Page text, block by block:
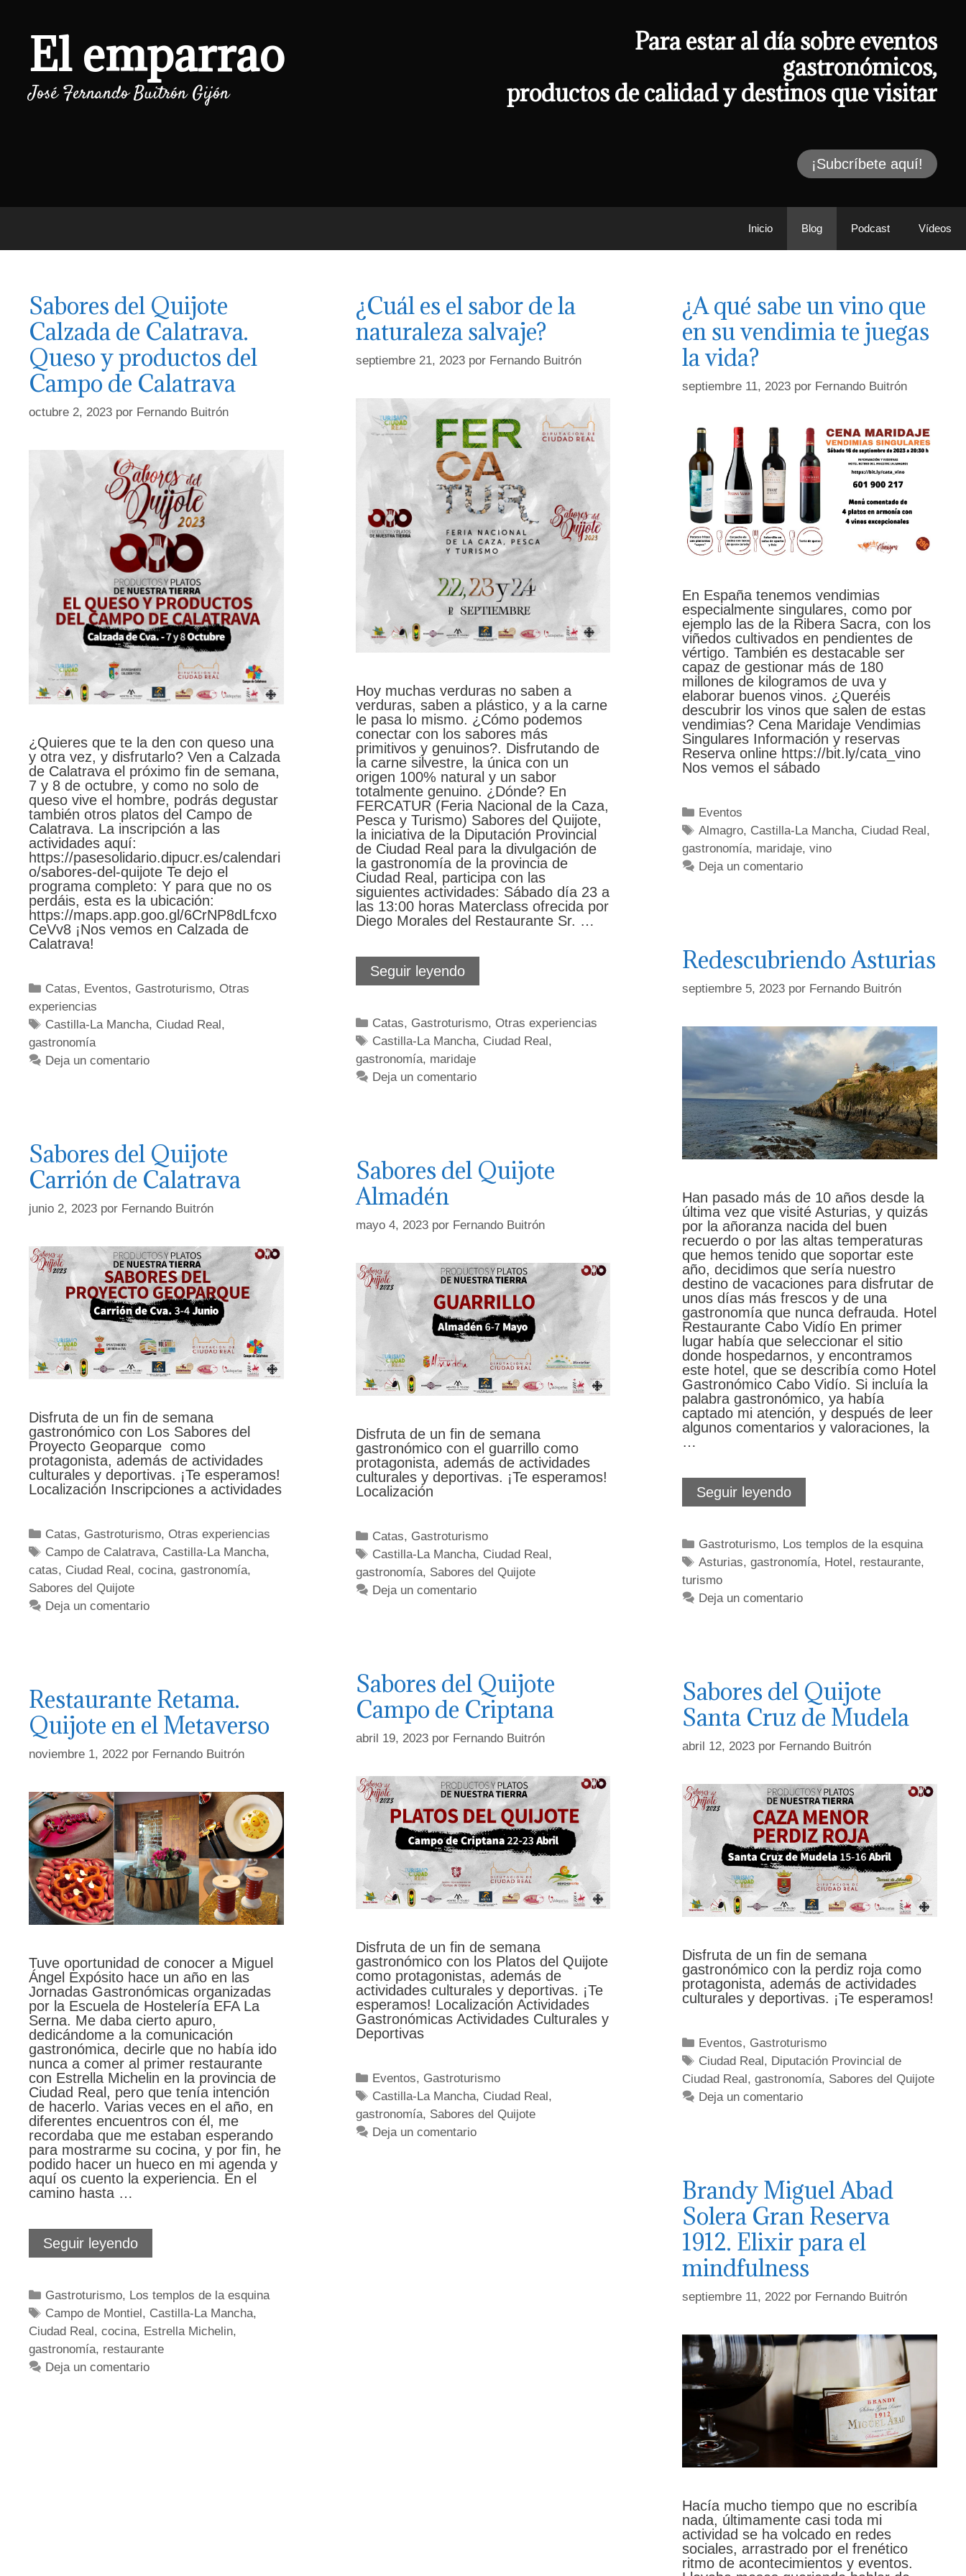
contenido
Para estar al día sobre eventos
gastronómicos,
productos de calidad y destinos que visitar
¡Subcríbete aquí!
El emparrao
José Fernando Buitrón Gijón
Inicio Blog Podcast Vídeos
Sabores del Quijote
Calzada de Calatrava.
Queso y productos del
Campo de Calatrava
octubre 2, 2023 por Fernando Buitrón
¿Quieres que te la den con queso una
y otra vez, y disfrutarlo? Ven a Calzada
de Calatrava el próximo fin de semana,
7 y 8 de octubre, y como no solo de
queso vive el hombre, podrás degustar
también otros platos del Campo de
Calatrava. La inscripción a las
actividades aquí:
https://pasesolidario.dipucr.es/calendari
o/sabores-del-quijote Te dejo el
programa completo: Y para que no os
perdáis, esta es la ubicación:
https://maps.app.goo.gl/6CrNP8dLfcxo
CeVv8 ¡Nos vemos en Calzada de
Calatrava!
Categorías
Catas, Eventos, Gastroturismo,Otras
experiencias
Etiquetas
Castilla-La Mancha, Ciudad Real ,
gastronomía
Deja un comentario
¿Cuál es el sabor de la
naturaleza salvaje?
septiembre 21, 2023 por Fernando Buitrón
Hoy muchas verduras no saben a
verduras, saben a plástico, y a la carne
le pasa lo mismo. ¿Cómo podemos
conectar con los sabores más
primitivos y genuinos?. Disfrutando de
la carne silvestre, la única con un
origen 100% natural y un sabor
totalmente genuino. ¿Dónde? En
FERCATUR (Feria Nacional de la Caza,
Pesca y Turismo) Sabores del Quijote,
la iniciativa de la Diputación Provincial
de Ciudad Real para la divulgación de
la gastronomía de la provincia de
Ciudad Real, participa con las
siguientes actividades: Sábado día 23 a
las 13:00 horas Materclass ofrecida por
Diego Morales del Restaurante Sr. …
Seguir leyendo¿Cuál
es
de
la
naturaleza
salvaje?
Categorías
Catas, Gastroturismo, Otras experiencias
Etiquetas
Castilla-La Mancha, Ciudad Real ,
gastronomía, maridaje
Deja un comentario
¿A qué sabe un vino que
en su vendimia te juegas
la vida?
septiembre 11, 2023 por Fernando Buitrón
En España tenemos vendimias
especialmente singulares, como por
ejemplo las de la Ribera Sacra, con los
viñedos cultivados en pendientes de
vértigo. También es destacable ser
capaz de gestionar más de 180
millones de kilogramos de uva y
elaborar buenos vinos. ¿Queréis
descubrir los vinos que salen de estas
vendimias? Cena Maridaje Vendimias
Singulares Información y reservas
Reserva online https://bit.ly/cata_vino
Nos vemos el sábado
Categorías
Eventos
Etiquetas
Almagro, Castilla-La Mancha, Ciudad Real,
gastronomía, maridaje,vino
Deja un comentario
Redescubriendo Asturias
septiembre 5, 2023 por Fernando Buitrón
Han pasado más de 10 años desde la
última vez que visité Asturias, y quizás
por la añoranza nacida del buen
recuerdo o por las altas temperaturas
que hemos tenido que soportar este
año, decidimos que sería nuestro
destino de vacaciones para disfrutar de
unos días más frescos y de una
gastronomía que nunca defrauda. Hotel
Restaurante Cabo Vidío En primer
lugar había que seleccionar el sitio
donde hospedarnos, y encontramos
este hotel, que se describía como Hotel
Gastronómico Cabo Vidío. Si incluía la
palabra gastronómico, ya había
captado mi atención, y después de leer
algunos comentarios y valoraciones, la
…
Seguir leyendoRedescubriendo
Asturias
Categorías
Gastroturismo, Los templos de la esquina
Etiquetas
Asturias,gastronomía, Hotel , restaurante,
turismo
Deja un comentario
Sabores del Quijote
Carrión de Calatrava
junio 2, 2023 por Fernando Buitrón
Disfruta de un fin de semana
gastronómico con Los Sabores del
Proyecto Geoparque como
protagonista, además de actividades
culturales y deportivas. ¡Te esperamos!
Localización Inscripciones a actividades
Categorías
Catas, Gastroturismo,Otras experiencias
Etiquetas
Campo de Calatrava, Castilla-La Mancha,
catas, Ciudad Real , cocina, gastronomía,
Sabores del Quijote
Deja un comentario
Sabores del Quijote
Almadén
mayo 4, 2023 por Fernando Buitrón
Disfruta de un fin de semana
gastronómico con el guarrillo como
protagonista, además de actividades
culturales y deportivas. ¡Te esperamos!
Localización
Categorías
Catas, Gastroturismo
Etiquetas
Castilla-La Mancha, Ciudad Real ,
gastronomía, Sabores del Quijote
Deja un comentario
Sabores del Quijote
Campo de Criptana
abril 19, 2023 por Fernando Buitrón
Disfruta de un fin de semana
gastronómico con los Platos del Quijote
como protagonistas, además de
actividades culturales y deportivas. ¡Te
esperamos! Localización Actividades
Gastronómicas Actividades Culturales y
Deportivas
Categorías
Eventos, Gastroturismo
Etiquetas
Castilla-La Mancha, Ciudad Real ,
gastronomía, Sabores del Quijote
Deja un comentario
Sabores del Quijote
Santa Cruz de Mudela
abril 12, 2023 por Fernando Buitrón
Disfruta de un fin de semana
gastronómico con la perdiz roja como
protagonista, además de actividades
culturales y deportivas. ¡Te esperamos!
Categorías
Eventos, Gastroturismo
Etiquetas
Ciudad Real , Diputación Provincial de
Ciudad Real ,gastronomía, Sabores del Quijote
Deja un comentario
Restaurante Retama.
Quijote en el Metaverso
noviembre 1, 2022 por Fernando Buitrón
Tuve oportunidad de conocer a Miguel
Ángel Expósito hace un año en las
Jornadas Gastronómicas organizadas
por la Escuela de Hostelería EFA La
Serna. Me daba cierto apuro,
dedicándome a la comunicación
gastronómica, decirle que no había ido
nunca a comer al primer restaurante
con Estrella Michelin en la provincia de
Ciudad Real, pero que tenía intención
de hacerlo. Varias veces en el año, en
diferentes encuentros con él, me
recordaba que me estaban esperando
para mostrarme su cocina, y por fin, he
podido hacer un hueco en mi agenda y
aquí os cuento la experiencia. En el
camino hasta …
Seguir leyendoRestaurante
Retama.
el
Metaverso
Categorías
Gastroturismo, Los templos de la esquina
Etiquetas
Campo de Montiel , Castilla-La Mancha,
Ciudad Real , cocina, Estrella Michelin,
gastronomía, restaurante
Deja un comentario
Brandy Miguel Abad
Solera Gran Reserva
1912. Elixir para el
mindfulness
septiembre 11, 2022 por Fernando Buitrón
Hacía mucho tiempo que no escribía
nada, últimamente casi toda mi
actividad se ha volcado en redes
sociales, arrastrado por el frenético
ritmo de acontecimientos y eventos.